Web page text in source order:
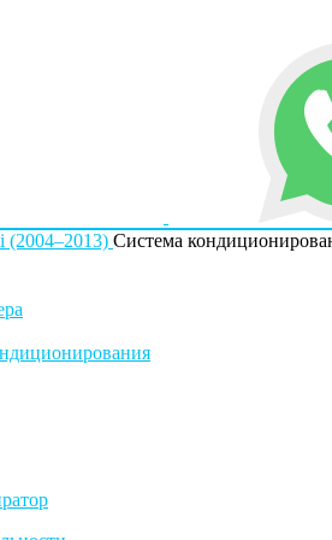
(2004–2013) Система